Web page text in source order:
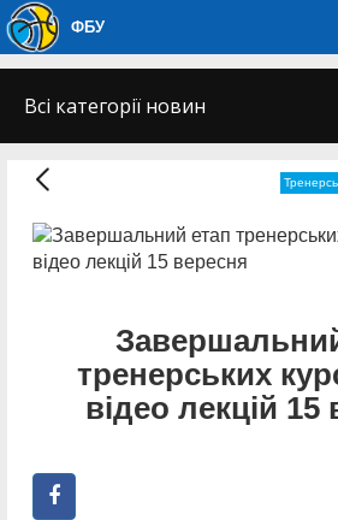
ФБУ
Всі категорії новин
тренерських
відео лекцій 15